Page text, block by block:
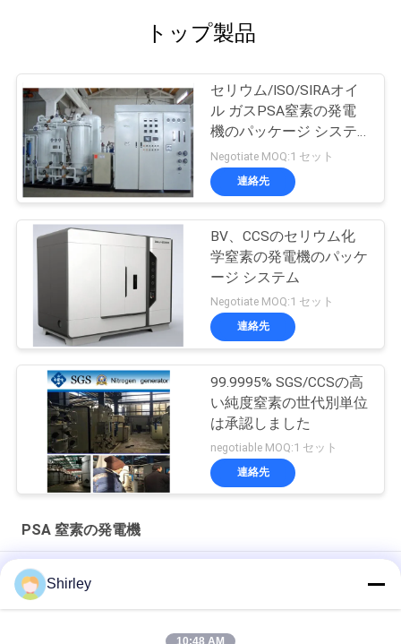
トップ製品
セリウム/ISO/SIRAオイ
ル ガスPSA窒素の発電
機のパッケージ システ
ム
Negotiate MOQ:1 セット
連絡先
BV、CCSのセリウム化
学窒素の発電機のパッケ
ージ システム
Negotiate MOQ:1 セット
連絡先
99.9995% SGS/CCSの高
い純度窒素の世代別単位
は承認しました
negotiable MOQ:1 セット
連絡先
PSA 窒素の発電機
ファイバーレーザー切削のための現場PSA窒素発電機 99.99%純
度と90%コスト削減
Shirley
10:48 AM